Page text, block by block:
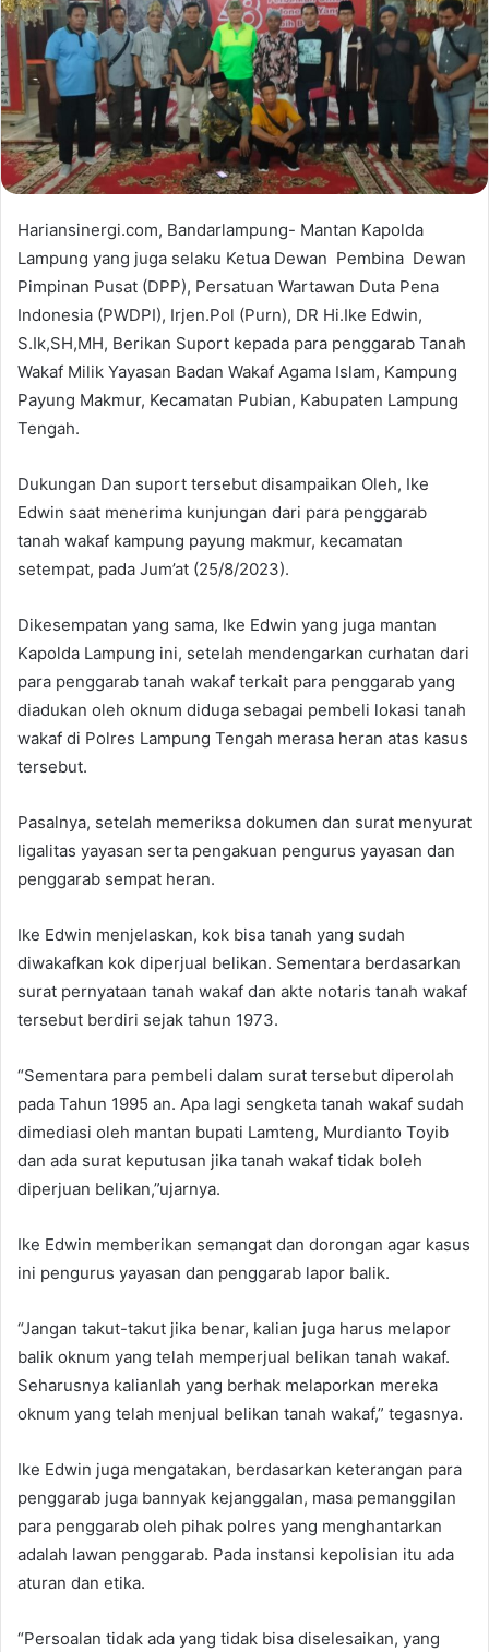
Hariansinergi.com, Bandarlampung- Mantan Kapolda
Lampung yang juga selaku Ketua Dewan Pembina Dewan
Pimpinan Pusat (DPP), Persatuan Wartawan Duta Pena
Indonesia (PWDPI), Irjen.Pol (Purn), DR Hi.Ike Edwin,
S.Ik,SH,MH, Berikan Suport kepada para penggarab Tanah
Wakaf Milik Yayasan Badan Wakaf Agama Islam, Kampung
Payung Makmur, Kecamatan Pubian, Kabupaten Lampung
Tengah.
Dukungan Dan suport tersebut disampaikan Oleh, Ike
Edwin saat menerima kunjungan dari para penggarab
tanah wakaf kampung payung makmur, kecamatan
setempat, pada Jum’at (25/8/2023).
Dikesempatan yang sama, Ike Edwin yang juga mantan
Kapolda Lampung ini, setelah mendengarkan curhatan dari
para penggarab tanah wakaf terkait para penggarab yang
diadukan oleh oknum diduga sebagai pembeli lokasi tanah
wakaf di Polres Lampung Tengah merasa heran atas kasus
tersebut.
Pasalnya, setelah memeriksa dokumen dan surat menyurat
ligalitas yayasan serta pengakuan pengurus yayasan dan
penggarab sempat heran.
Ike Edwin menjelaskan, kok bisa tanah yang sudah
diwakafkan kok diperjual belikan. Sementara berdasarkan
surat pernyataan tanah wakaf dan akte notaris tanah wakaf
tersebut berdiri sejak tahun 1973.
“Sementara para pembeli dalam surat tersebut diperolah
pada Tahun 1995 an. Apa lagi sengketa tanah wakaf sudah
dimediasi oleh mantan bupati Lamteng, Murdianto Toyib
dan ada surat keputusan jika tanah wakaf tidak boleh
diperjuan belikan,”ujarnya.
Ike Edwin memberikan semangat dan dorongan agar kasus
ini pengurus yayasan dan penggarab lapor balik.
“Jangan takut-takut jika benar, kalian juga harus melapor
balik oknum yang telah memperjual belikan tanah wakaf.
Seharusnya kalianlah yang berhak melaporkan mereka
oknum yang telah menjual belikan tanah wakaf,” tegasnya.
Ike Edwin juga mengatakan, berdasarkan keterangan para
penggarab juga bannyak kejanggalan, masa pemanggilan
para penggarab oleh pihak polres yang menghantarkan
adalah lawan penggarab. Pada instansi kepolisian itu ada
aturan dan etika.
“Persoalan tidak ada yang tidak bisa diselesaikan, yang